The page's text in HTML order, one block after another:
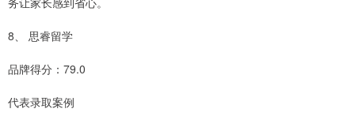
8、 思睿留学
品牌得分：79.0
代表录取案例